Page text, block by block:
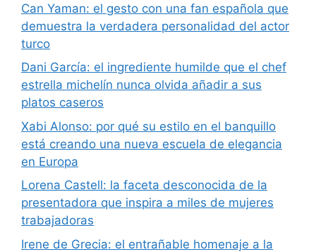
Can Yaman: el gesto con una fan española que
demuestra la verdadera personalidad del actor
turco
Dani García: el ingrediente humilde que el chef
estrella michelín nunca olvida añadir a sus
platos caseros
Xabi Alonso: por qué su estilo en el banquillo
está creando una nueva escuela de elegancia
en Europa
Lorena Castell: la faceta desconocida de la
presentadora que inspira a miles de mujeres
trabajadoras
Irene de Grecia: el entrañable homenaje a la